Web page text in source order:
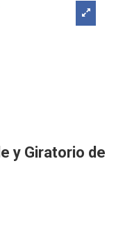
y Giratorio de